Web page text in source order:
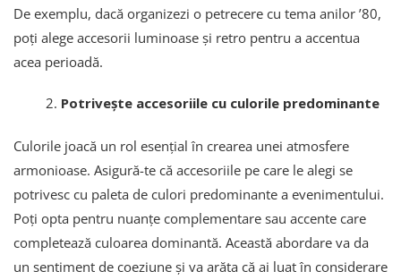
De exemplu, dacă organizezi o petrecere cu tema anilor ’80,
poți alege accesorii luminoase și retro pentru a accentua
acea perioadă.
Potrivește accesoriile cu culorile predominante
Culorile joacă un rol esențial în crearea unei atmosfere
armonioase. Asigură-te că accesoriile pe care le alegi se
potrivesc cu paleta de culori predominante a evenimentului.
Poți opta pentru nuanțe complementare sau accente care
completează culoarea dominantă. Această abordare va da
un sentiment de coeziune și va arăta că ai luat în considerare